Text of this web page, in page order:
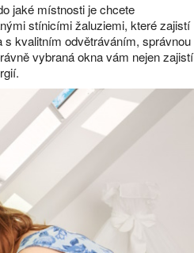
jaké místnosti je chcete
stínicími žaluziemi, které zajistí
s kvalitním odvětráváním, správnou
vybraná okna vám nejen zajistí